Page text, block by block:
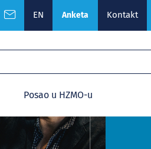
EN Anketa Kontakt
Posao u HZMO-u